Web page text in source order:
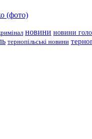
(фото)
новини новини
тернопільські новини